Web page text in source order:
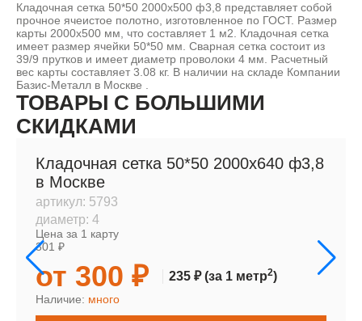
Кладочная сетка 50*50 2000х500 ф3,8 представляет собой
прочное ячеистое полотно, изготовленное по ГОСТ. Размер
карты 2000х500 мм, что составляет 1 м2. Кладочная сетка
имеет размер ячейки 50*50 мм. Сварная сетка состоит из
39/9 прутков и имеет диаметр проволоки 4 мм. Расчетный
вес карты составляет 3.08 кг. В наличии на складе Компании
Базис-Металл в Москве .
ТОВАРЫ С БОЛЬШИМИ
СКИДКАМИ
Кладочная сетка 50*50 2000х640 ф3,8
в Москве
артикул: 5793
диаметр: 4
Цена за 1 карту
301 ₽
от 300 ₽ 235 ₽(за 1 метр2)
Наличие: много